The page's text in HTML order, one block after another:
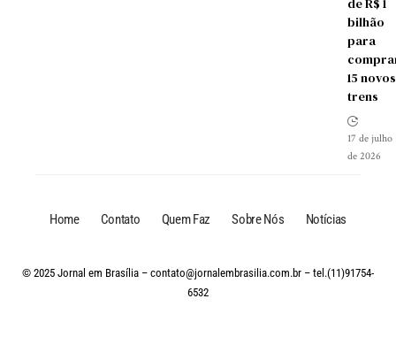
bilhão
para
15 novos
trens
17 de julho
de 2026
Home Contato Quem Faz Sobre Nós Notícias
© 2025 Jornal em Brasília – contato@jornalembrasilia.com.br – tel.(11)91754-
6532